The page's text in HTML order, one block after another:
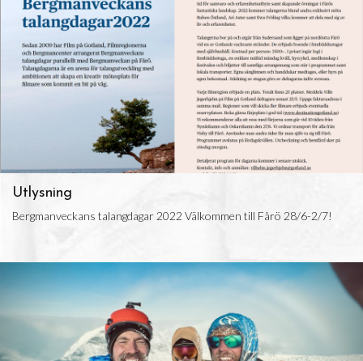
Utlysning
Bergmanveckans talangdagar 2022 Välkommen till Fårö 28/6-2/7!